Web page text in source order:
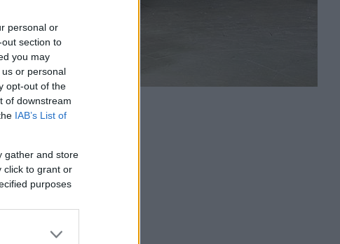
personal or
section to
you may
or personal
opt-out of the
of downstream
IAB’s List of
gather and store
click to grant or
purposes
στη συνέντευξη τύπου